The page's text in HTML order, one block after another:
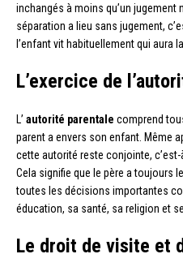
inchangés à moins qu’un jugement
séparation a lieu sans jugement,
l’enfant vit habituellement qui aura
L’exercice de
L’ autorité parentale comprend
parent a envers son enfant. Même
cette autorité reste conjointe, c’est-
Cela signifie que le père a toujours
toutes les décisions importantes
éducation, sa santé, sa religion et
Le droit de visite et